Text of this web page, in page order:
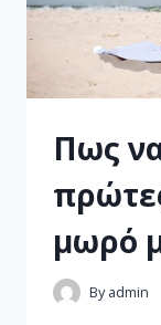
Πως
μωρό
By admin